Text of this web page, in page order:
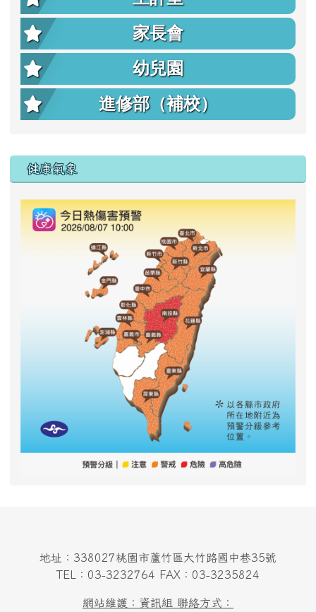
家長會
幼兒園
進修部（補校）
右邊區域內容
健康氣象
地址：338027桃園市蘆竹區大竹路國中巷35號
TEL：03-3232764 FAX：03-3235824
網站維護：資訊組 聯絡方式：